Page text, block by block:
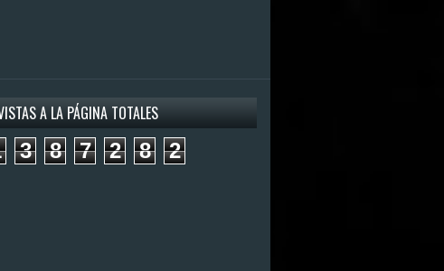
A LA PÁGINA TOTALES
3 8 7 2 8 2